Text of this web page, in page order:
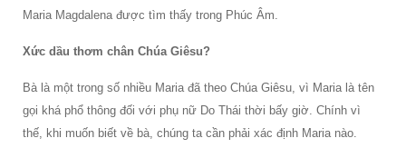
Maria Magdalena được tìm thấy trong Phúc Âm.
Xức dầu thơm chân Chúa Giêsu?
Bà là một trong số nhiều Maria đã theo Chúa Giêsu, vì Maria là tên
gọi khá phổ thông đối với phụ nữ Do Thái thời bấy giờ. Chính vì
thế, khi muốn biết về bà, chúng ta cần phải xác định Maria nào.